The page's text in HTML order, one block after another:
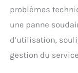
problèmes
une panne
d’utilisation,
gestion du